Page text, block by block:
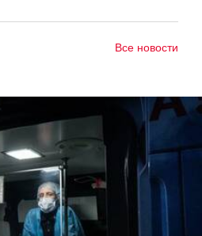
Все новости